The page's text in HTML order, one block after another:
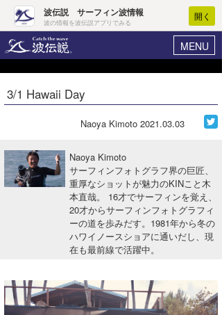
波伝説 サーフィン波情報
波の情報を波伝説アプリでみる
開く
MENU
ヘルプ マイホーム
ログイン
波情報･概況
WAVE HUNTER波予想ツール
会員メニュー
3/1 Hawaii Day
Naoya Kimoto 2021.03.03
Naoya Kimoto
サーフィンフォトグラフ界の巨匠、
重厚なショットが魅力のKINこと木
本直哉。 16才でサーフィンを覚え、
20才からサーフィンフォトグラフィ
ーの道を歩みだす。1981年から冬の
ハワイノースショアに通いだし、現
在も最前線で活躍中。
Core Surf Japan
ファッション/グッズ
アート＆エンタメ
ショップ情報
ウラナミ